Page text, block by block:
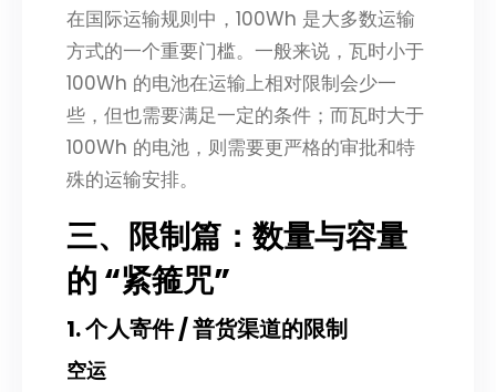
在国际运输规则中，100Wh 是大多数运输
方式的一个重要门槛。一般来说，瓦时小于
100Wh 的电池在运输上相对限制会少一
些，但也需要满足一定的条件；而瓦时大于
100Wh 的电池，则需要更严格的审批和特
殊的运输安排。
三、限制篇：数量与容量
的 “紧箍咒”
1. 个人寄件 / 普货渠道的限制
空运